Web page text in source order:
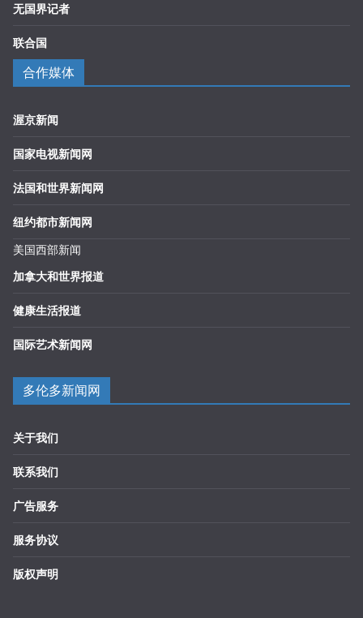
无国界记者
联合国
合作媒体
渥京新闻
国家电视新闻网
法国和世界新闻网
纽约都市新闻网
美国西部新闻
加拿大和世界报道
健康生活报道
国际艺术新闻网
多伦多新闻网
关于我们
联系我们
广告服务
服务协议
版权声明